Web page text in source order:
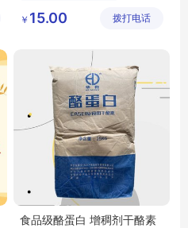
葡萄糖酸钙价格
葡萄糖酸钙生产厂家
有限公司
￥ 15.00 拨打电话
食品级酪蛋白 增稠剂干酪素